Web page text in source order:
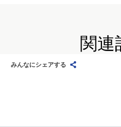
関連
みんなにシェアする